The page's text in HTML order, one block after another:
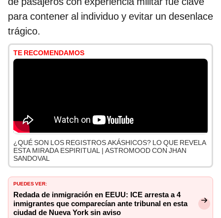
para contener al individuo y evitar un desenlace
trágico.
TE RECOMENDAMOS
¿QUÉ SON LOS REGISTROS AKÁSHICOS? LO QUE REVELA
ESTA MIRADA ESPIRITUAL | ASTROMOOD CON JHAN
SANDOVAL
PUEDES VER:
Redada de inmigración en EEUU: ICE arresta a 4
inmigrantes que comparecían ante tribunal en esta
ciudad de Nueva York sin aviso